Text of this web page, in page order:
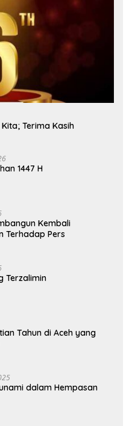
Terima Kasih
1447 H
Kembali
Terhadap Pers
Terzalimin
Tahun di Aceh yang
dalam Hempasan